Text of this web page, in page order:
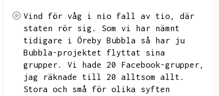
Vind för våg i nio fall av tio,
där
staten rör sig.
Som vi har nämnt
tidigare i Öreby Bubbla så har ju
Bubbla-projektet flyttat sina
grupper.
Vi hade 20 Facebook-grupper,
jag räknade till 20 alltsom allt.
Stora och små för olika syften